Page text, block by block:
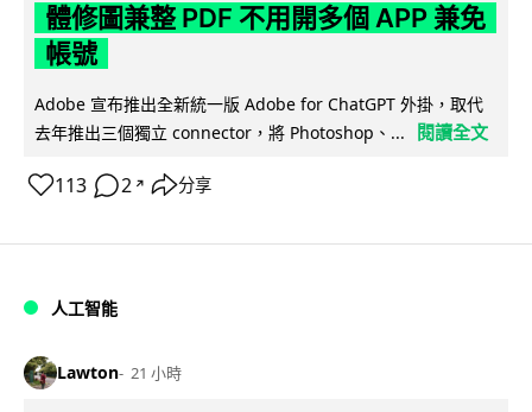
體修圖兼整 PDF 不用開多個 APP 兼免
帳號
Adobe 宣布推出全新統一版 Adobe for ChatGPT 外掛，取代
去年推出三個獨立 connector，將 Photoshop、...
閱讀全文
113 2 ↗ 分享
人工智能
Lawton 21 小時